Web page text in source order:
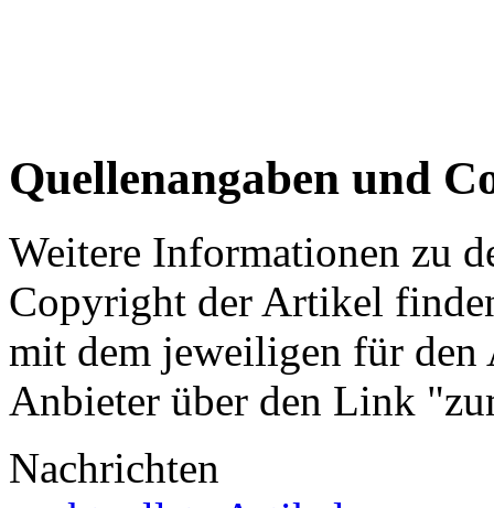
Quellenangaben und
Weitere Informationen zu
Copyright der Artikel
mit dem jeweiligen für
Anbieter über den Link
Nachrichten